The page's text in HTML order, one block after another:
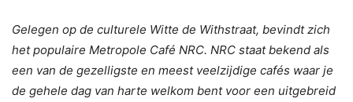
Gelegen op de culturele Witte de Withstraat, bevindt zich
het populaire Metropole Café NRC. NRC staat bekend als
een van de gezelligste en meest veelzijdige cafés waar je
de gehele dag van harte welkom bent voor een uitgebreid